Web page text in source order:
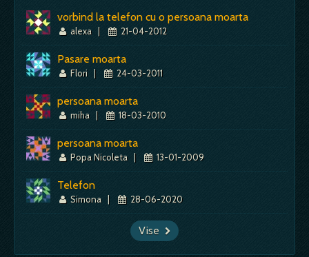
vorbind la telefon cu o persoana moarta
alexa | 21-04-2012
Pasare moarta
Flori | 24-03-2011
persoana moarta
miha | 18-03-2010
persoana moarta
Popa Nicoleta | 13-01-2009
Telefon
Simona | 28-06-2020
Vise